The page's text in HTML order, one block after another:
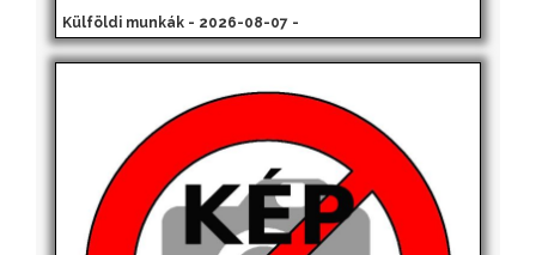
Külföldi munkák - 2026-08-07 -